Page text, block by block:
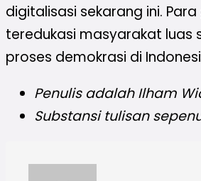
digitalisasi sekarang ini. Para
teredukasi masyarakat luas
proses demokrasi di
Penulis adalahIlham
Substansi tulisan